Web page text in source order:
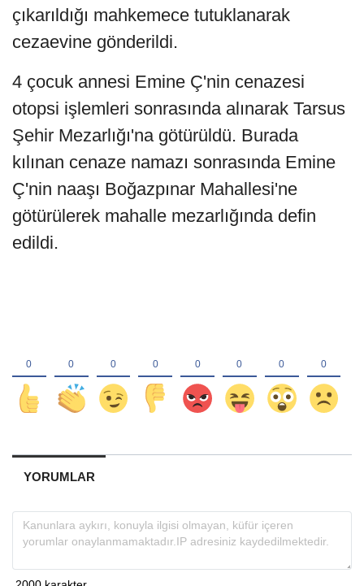
çıkarıldığı mahkemece tutuklanarak
cezaevine gönderildi.
4 çocuk annesi Emine Ç'nin cenazesi
otopsi işlemleri sonrasında alınarak Tarsus
Şehir Mezarlığı'na götürüldü. Burada
kılınan cenaze namazı sonrasında Emine
Ç'nin naaşı Boğazpınar Mahallesi'ne
götürülerek mahalle mezarlığında defin
edildi.
YORUMLAR